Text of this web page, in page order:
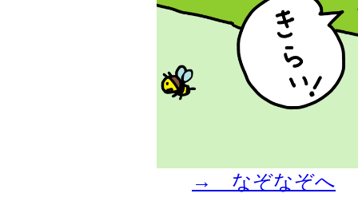
→ なぞなぞへ